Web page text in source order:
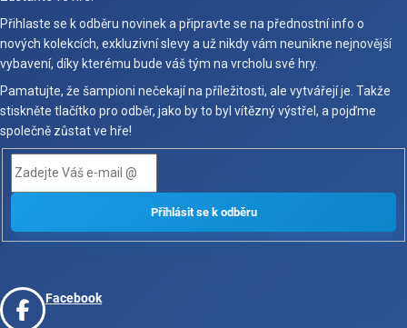
Přihlaste se k odběru novinek a připravte se na přednostní info o
nových kolekcích, exkluzivní slevy a už nikdy vám neunikne nejnovější
vybavení, díky kterému bude váš tým na vrcholu své hry.
Pamatujte, že šampioni nečekají na příležitosti, ale vytvářejí je. Takže
stiskněte tlačítko pro odběr, jako by to byl vítězný výstřel, a pojďme
společně zůstat ve hře!
Facebook